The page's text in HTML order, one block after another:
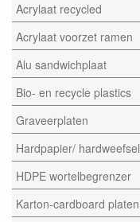
Acrylaat recycled
Acrylaat voorzet ramen
Alu sandwichplaat
Bio- en recycle plastics
Graveerplaten
Hardpapier/ hardweefsel
HDPE wortelbegrenzer
Karton-cardboard platen